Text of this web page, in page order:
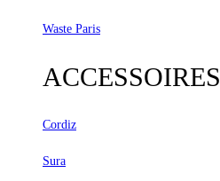
Waste Paris
ACCESSOIRES
Cordiz
Sura